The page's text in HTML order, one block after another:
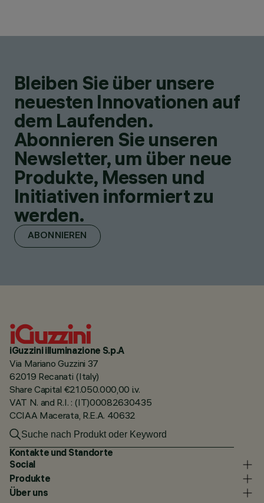
Bleiben Sie über unsere
neuesten Innovationen auf
dem Laufenden.
Abonnieren Sie unseren
Newsletter, um über neue
Produkte, Messen und
Initiativen informiert zu
werden.
ABONNIEREN
iGuzzini illuminazione S.p.A
Via Mariano Guzzini 37
62019 Recanati (Italy)
Share Capital €21.050.000,00 i.v.
VAT N. and R.I. : (IT)00082630435
CCIAA Macerata, R.E.A. 40632
Kontakte und Standorte
Social
Produkte
Über uns